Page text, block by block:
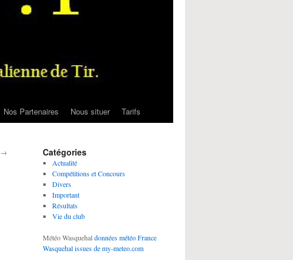
Nos Partenaires Nous situer Tarifs
→ Catégories
Actualité
Compétitions et Concours
Divers
Important
Résultats
Vie du club
Météo Wasquehaldonnées météo France
Wasquehal issues de my-meteo.com